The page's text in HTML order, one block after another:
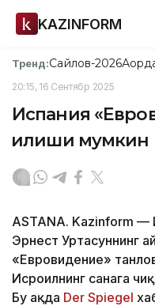
KAZINFORM
Тренд:Сайлов-2026
20:15, 16 Сентябр 2025
Испания
қилиши мумкин
ASTANA. Kazinform —
Эрнест Уртасуннинг
«Евровидение»
Исроилнинг саҳнага
Бу ҳақда Der Spiegel